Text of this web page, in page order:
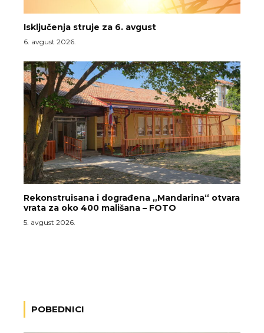
Isključenja struje za 6. avgust
6. avgust 2026.
Rekonstruisana i dograđena „Mandarina“ otvara
vrata za oko 400 mališana – FOTO
5. avgust 2026.
POBEDNICI